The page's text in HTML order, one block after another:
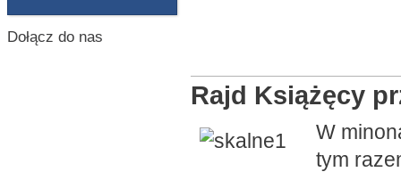
Dołącz do nas
Rajd Książęcy
W
tym